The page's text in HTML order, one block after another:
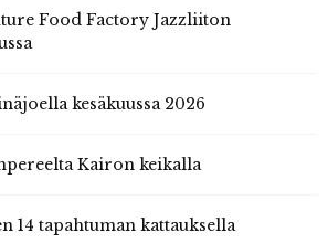
Food Factory Jazzliiton
kesäkuussa 2026
Kairon keikalla
14 tapahtuman kattauksella